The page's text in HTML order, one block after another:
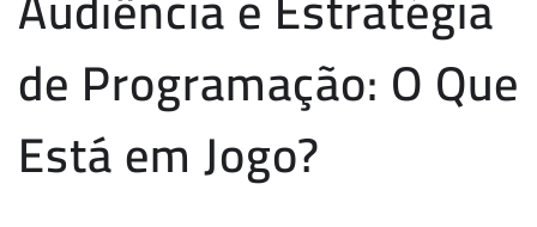
de Programação: O Que
Está em Jogo?